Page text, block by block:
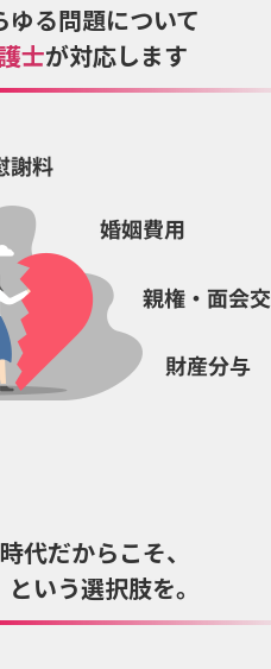
ゆる問題について
士が対応します
代だからこそ、
という選択肢を。